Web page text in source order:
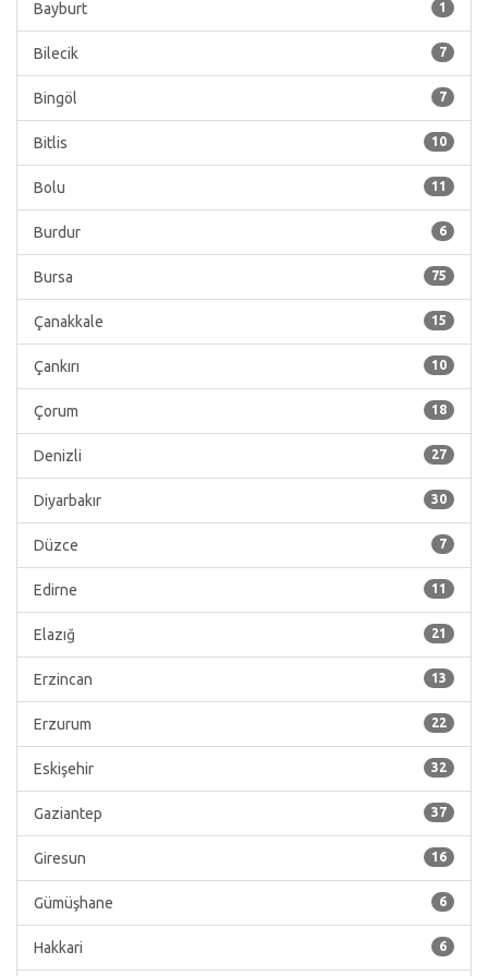
1
Bayburt
7
Bilecik
7
Bingöl
10
Bitlis
11
Bolu
6
Burdur
75
Bursa
15
Çanakkale
10
Çankırı
18
Çorum
27
Denizli
30
Diyarbakır
7
Düzce
11
Edirne
21
Elazığ
13
Erzincan
22
Erzurum
32
Eskişehir
37
Gaziantep
16
Giresun
6
Gümüşhane
6
Hakkari